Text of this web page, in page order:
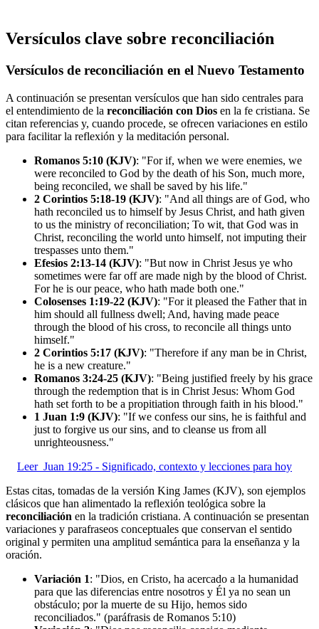
Versículos clave sobre reconciliación
Versículos de reconciliación en el Nuevo Testamento
A continuación se presentan versículos que han sido centrales para
el entendimiento de la reconciliación con Dios en la fe cristiana. Se
citan referencias y, cuando procede, se ofrecen variaciones en estilo
para facilitar la reflexión y la meditación personal.
Romanos 5:10 (KJV): "For if, when we were enemies, we
were reconciled to God by the death of his Son, much more,
being reconciled, we shall be saved by his life."
2 Corintios 5:18-19 (KJV): "And all things are of God, who
hath reconciled us to himself by Jesus Christ, and hath given
to us the ministry of reconciliation; To wit, that God was in
Christ, reconciling the world unto himself, not imputing their
trespasses unto them."
Efesios 2:13-14 (KJV): "But now in Christ Jesus ye who
sometimes were far off are made nigh by the blood of Christ.
For he is our peace, who hath made both one."
Colosenses 1:19-22 (KJV): "For it pleased the Father that in
him should all fullness dwell; And, having made peace
through the blood of his cross, to reconcile all things unto
himself."
2 Corintios 5:17 (KJV): "Therefore if any man be in Christ,
he is a new creature."
Romanos 3:24-25 (KJV): "Being justified freely by his grace
through the redemption that is in Christ Jesus: Whom God
hath set forth to be a propitiation through faith in his blood."
1 Juan 1:9 (KJV): "If we confess our sins, he is faithful and
just to forgive us our sins, and to cleanse us from all
unrighteousness."
Leer Juan 19:25 - Significado, contexto y lecciones para hoy
Estas citas, tomadas de la versión King James (KJV), son ejemplos
clásicos que han alimentado la reflexión teológica sobre la
reconciliación en la tradición cristiana. A continuación se presentan
variaciones y parafraseos conceptuales que conservan el sentido
original y permiten una amplitud semántica para la enseñanza y la
oración.
Variación 1: "Dios, en Cristo, ha acercado a la humanidad
para que las diferencias entre nosotros y Él ya no sean un
obstáculo; por la muerte de su Hijo, hemos sido
reconciliados." (paráfrasis de Romanos 5:10)